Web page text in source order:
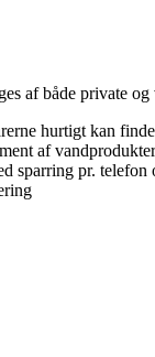
af både private og
hurtigt kan
af
sparring pr. telefon